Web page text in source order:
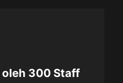
oleh 300 Staff